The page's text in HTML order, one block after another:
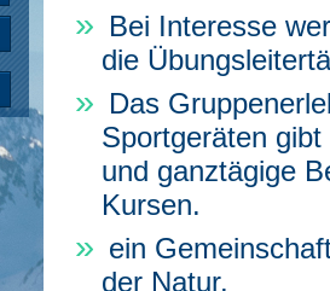
Bei Interesse
die
Das
Sportgeräten
und ganztägige
Kursen.
ein
der Natur.